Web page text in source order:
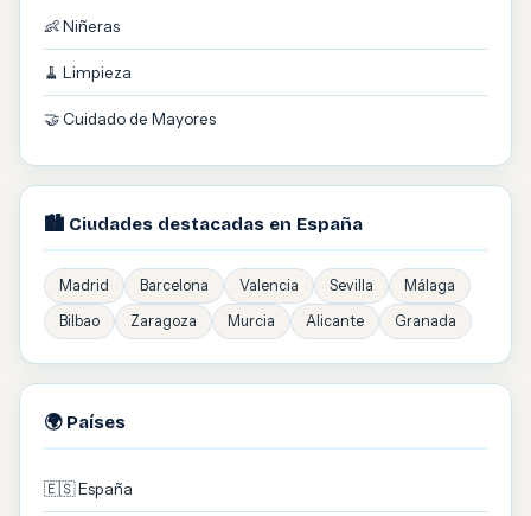
👶 Niñeras
🧹 Limpieza
🤝 Cuidado de Mayores
🏙️ Ciudades destacadas en España
Madrid Barcelona Valencia Sevilla
Málaga
Bilbao
Zaragoza Murcia Alicante Granada
🌍 Países
🇪🇸 España